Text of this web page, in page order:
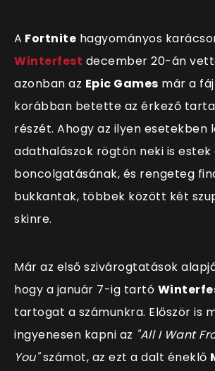
A Fortnite hagyományos
Winterfest december 20-án
azonban az Epic Games már a
korábban betette az érkező
részét. Ahogy az ilyen esetekben
adathalászok rögtön neki is estek
boncolgatásának, és rengeteg
bukkantak, többek között két
skinre.
Már az első szivárogtatások
hogy a január 7-ig tartó
tartogat a számunkra. Először is
ingyenesen kapni az "All I Want
You"számot, az ezt a dalt éneklő